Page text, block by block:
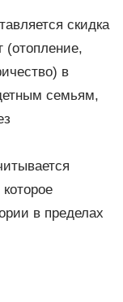
скидка
(отопление,
в
семьям,
в пределах